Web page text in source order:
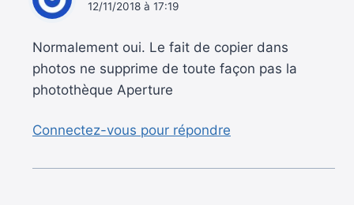
12/11/2018 à 17:19
Normalement oui. Le fait de copier dans
photos ne supprime de toute façon pas la
photothèque Aperture
Connectez-vous pour répondre